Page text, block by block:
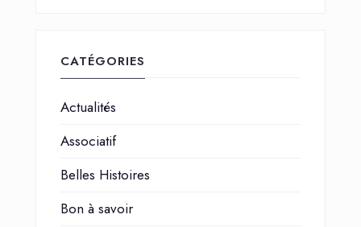
CATÉGORIES
Actualités
Associatif
Belles Histoires
Bon à savoir